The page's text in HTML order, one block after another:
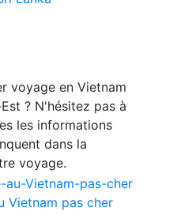
voyage en Vietnam
? N'hésitez pas à
les informations
dans la
voyage.
Vietnam pas cher